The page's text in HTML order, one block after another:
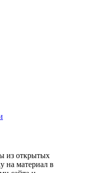
из открытых
на материал в